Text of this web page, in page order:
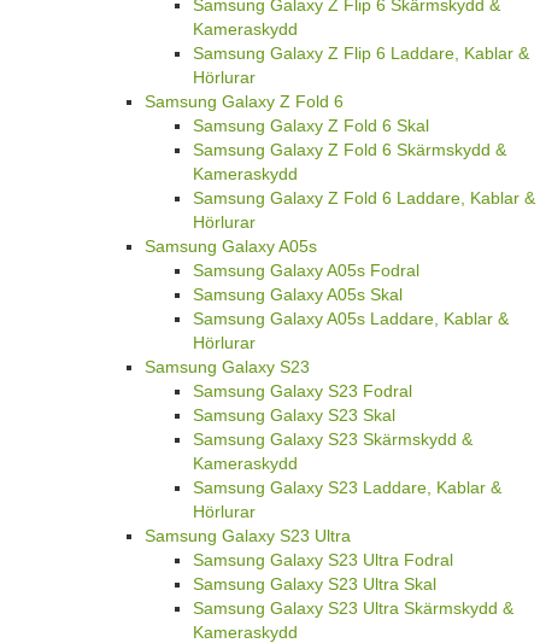
Samsung Galaxy Z Flip 6 Skärmskydd &
Kameraskydd
Samsung Galaxy Z Flip 6 Laddare, Kablar &
Hörlurar
Samsung Galaxy Z Fold 6
Samsung Galaxy Z Fold 6 Skal
Samsung Galaxy Z Fold 6 Skärmskydd &
Kameraskydd
Samsung Galaxy Z Fold 6 Laddare, Kablar &
Hörlurar
Samsung Galaxy A05s
Samsung Galaxy A05s Fodral
Samsung Galaxy A05s Skal
Samsung Galaxy A05s Laddare, Kablar &
Hörlurar
Samsung Galaxy S23
Samsung Galaxy S23 Fodral
Samsung Galaxy S23 Skal
Samsung Galaxy S23 Skärmskydd &
Kameraskydd
Samsung Galaxy S23 Laddare, Kablar &
Hörlurar
Samsung Galaxy S23 Ultra
Samsung Galaxy S23 Ultra Fodral
Samsung Galaxy S23 Ultra Skal
Samsung Galaxy S23 Ultra Skärmskydd &
Kameraskydd